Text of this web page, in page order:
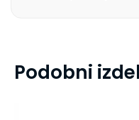
Podobni